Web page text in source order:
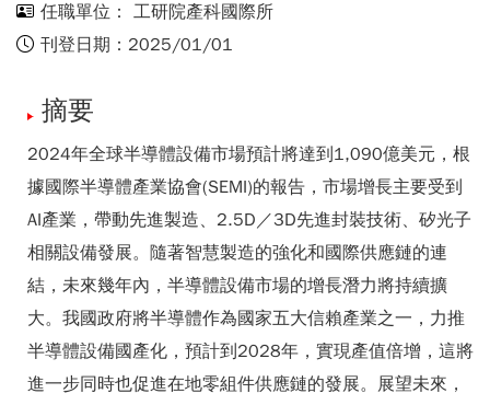
任職單位： 工研院產科國際所
刊登日期：2025/01/01
摘要
2024年全球半導體設備市場預計將達到1,090億美元，根
據國際半導體產業協會(SEMI)的報告，市場增長主要受到
AI產業，帶動先進製造、2.5D／3D先進封裝技術、矽光子
相關設備發展。隨著智慧製造的強化和國際供應鏈的連
結，未來幾年內，半導體設備市場的增長潛力將持續擴
大。我國政府將半導體作為國家五大信賴產業之一，力推
半導體設備國產化，預計到2028年，實現產值倍增，這將
進一步同時也促進在地零組件供應鏈的發展。展望未來，